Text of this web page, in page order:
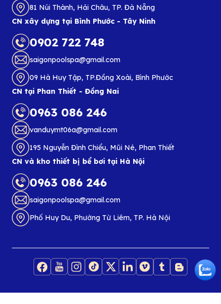
81 Núi Thành, Hải Châu, TP. Đà Nẵng
CN xây dựng tại Bình Phước - Tây Ninh
0902 722 748
saigonpoolspa@gmail.com
09 Hà Huy Tập, TP.Đồng Xoài, Bình Phước
CN tại Phan Thiết - Đồng Nai
0963 086 246
vanduymt06a@gmail.com
195 Nguyễn Đình Chiểu, Mũi Né, Phan Thiết
CN và kho thiết bị bể bơi tại Hà Nội
0963 086 246
saigonpoolspa@gmail.com
Phố Huy Du, Phường Từ Liêm, TP. Hà Nội